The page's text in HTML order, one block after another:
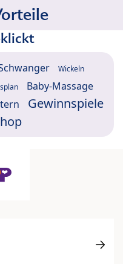
Wickeln
Baby-Massage
Gewinnspiele